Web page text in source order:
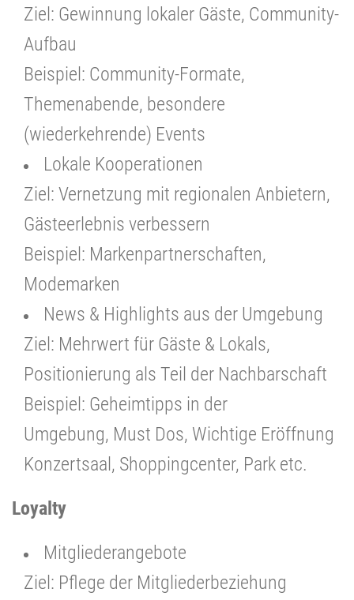
Ziel: Gewinnung lokaler Gäste, Community-
Aufbau
Beispiel: Community-Formate,
Themenabende, besondere
(wiederkehrende) Events
Lokale Kooperationen
Ziel: Vernetzung mit regionalen Anbietern,
Gästeerlebnis verbessern
Beispiel: Markenpartnerschaften,
Modemarken
News & Highlights aus der Umgebung
Ziel: Mehrwert für Gäste & Lokals,
Positionierung als Teil der Nachbarschaft
Beispiel: Geheimtipps in der
Umgebung, Must Dos, Wichtige Eröffnung
Konzertsaal, Shoppingcenter, Park etc.
Loyalty
Mitgliederangebote
Ziel: Pflege der Mitgliederbeziehung